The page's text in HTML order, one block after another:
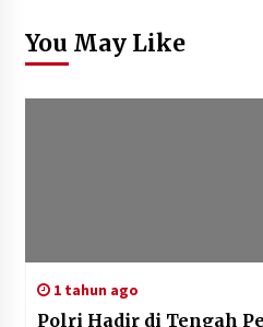
You May Like
1 tahun ago
Polri Hadir di Tengah